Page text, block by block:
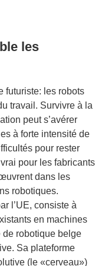
les
futuriste: les robots
travail. Survivre à la
peut s’avérer
à forte intensité de
pour rester
pour les fabricants
dans les
robotiques.
l’UE, consiste à
en machines
de robotique belge
Sa plateforme
(le «cerveau»)